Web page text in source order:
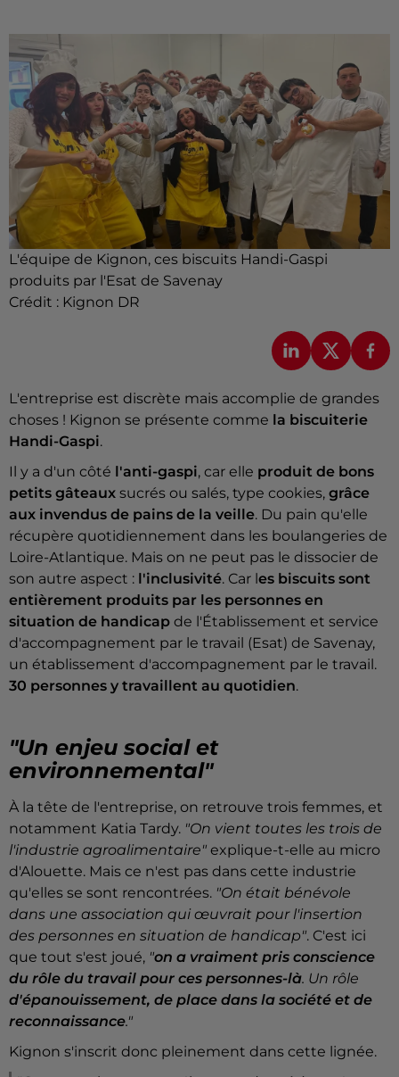
L'équipe de Kignon, ces biscuits Handi-Gaspi
produits par l'Esat de Savenay
Crédit : Kignon DR
L'entreprise est discrète mais accomplie de grandes
choses ! Kignon se présente comme la biscuiterie
Handi-Gaspi.
Il y a d'un côté l'anti-gaspi, car elle produit de bons
petits gâteaux sucrés ou salés, type cookies, grâce
aux invendus de pains de la veille. Du pain qu'elle
récupère quotidiennement dans les boulangeries de
Loire-Atlantique. Mais on ne peut pas le dissocier de
son autre aspect : l'inclusivité. Car l es biscuits sont
entièrement produits par les personnes en
situation de handicap de l'Établissement et service
d'accompagnement par le travail (Esat) de Savenay,
un établissement d'accompagnement par le travail.
30 personnes y travaillent au quotidien.
"Un enjeu social et
environnemental"
À la tête de l'entreprise, on retrouve trois femmes, et
notamment Katia Tardy. "On vient toutes les trois de
l'industrie agroalimentaire" explique-t-elle au micro
d'Alouette. Mais ce n'est pas dans cette industrie
qu'elles se sont rencontrées. "On était bénévole
dans une association qui œuvrait pour l'insertion
des personnes en situation de handicap". C'est ici
que tout s'est joué, "on a vraiment pris conscience
du rôle du travail pour ces personnes-là. Un rôle
d'épanouissement, de place dans la société et de
reconnaissance."
Kignon s'inscrit donc pleinement dans cette lignée.